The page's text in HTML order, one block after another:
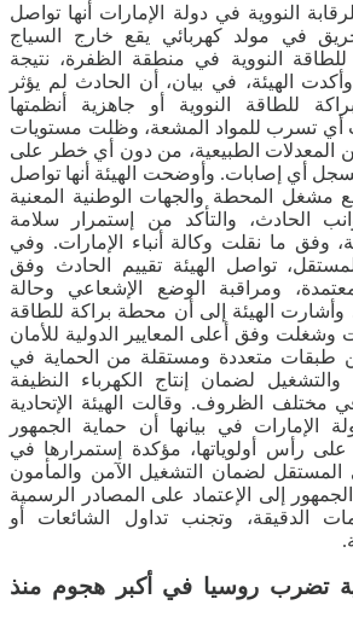
النووية في دولة الإمارات أنها تواصل
في مولد كهربائي يقع خارج السياج
النووية في منطقة الظفرة، نتيجة
الهيئة، في بيان، أن الحادث لم يؤثر
للطاقة النووية أو جاهزية أنظمتها
أي تسرب للمواد المشعة، وظلت مستويات
المعدلات الطبيعية، من دون أي خطر على
تسجل أي إصابات. وأوضحت الهيئة أنها تواصل
مشغل المحطة والجهات الوطنية المعنية
الحادث، والتأكد من إستمرار سلامة
وفق ما نقلت وكالة أنباء الإمارات. وفي
تواصل الهيئة تقييم الحادث وفق
ومراقبة الوضع الإشعاعي وحالة
الهيئة إلى أن محطة براكة للطاقة
وفق أعلى المعايير الدولية للأمان
طبقات متعددة ومستقلة من الحماية في
لضمان إنتاج الكهرباء النظيفة
مختلف الظروف. وقالت الهيئة الإتحادية
الإمارات في بيانها أن حماية الجمهور
على رأس أولوياتها، مؤكدة إستمرارها في
المستقل لضمان التشغيل الآمن والمأمون
إلى الإعتماد على المصادر الرسمية
الدقيقة، وتجنب تداول الشائعات أو
تضرب روسيا في أكبر هجوم منذ